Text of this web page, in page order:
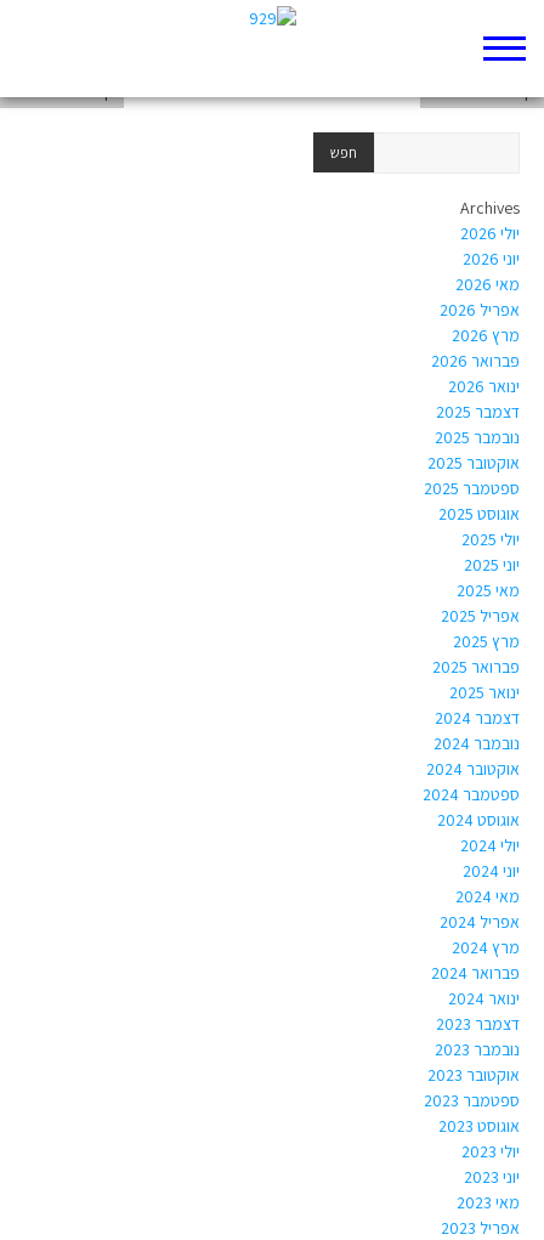
Archives
יולי 2026
יוני 2026
מאי 2026
אפריל 2026
מרץ 2026
פברואר 2026
ינואר 2026
דצמבר 2025
נובמבר 2025
אוקטובר 2025
ספטמבר 2025
אוגוסט 2025
יולי 2025
יוני 2025
מאי 2025
אפריל 2025
מרץ 2025
פברואר 2025
ינואר 2025
דצמבר 2024
נובמבר 2024
אוקטובר 2024
ספטמבר 2024
אוגוסט 2024
יולי 2024
יוני 2024
מאי 2024
אפריל 2024
מרץ 2024
פברואר 2024
ינואר 2024
דצמבר 2023
נובמבר 2023
אוקטובר 2023
ספטמבר 2023
אוגוסט 2023
יולי 2023
יוני 2023
מאי 2023
אפריל 2023